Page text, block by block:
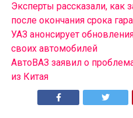
Эксперты рассказали, как
после окончания срока
УАЗ анонсирует
своих автомобилей
АвтоВАЗ заявил о
из Китая